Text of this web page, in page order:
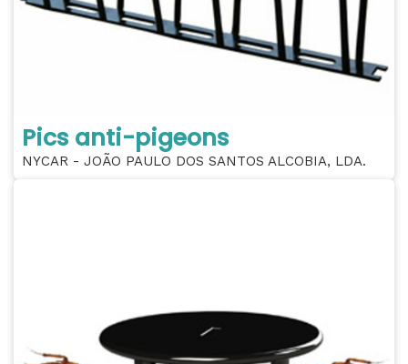
Pics anti-pigeons
NYCAR - JOÃO PAULO DOS SANTOS ALCOBIA, LDA.